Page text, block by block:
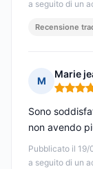
a seguito di un
Recensione
M
Marie
Nota: 5
Pubblicato il 19/
a seguito di un
Sono
non avendo